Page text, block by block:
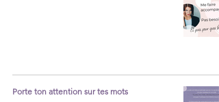
Porte ton attention sur tes mots